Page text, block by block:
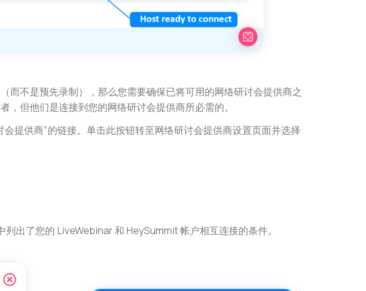
而不是预先录制），那么您需要确保已将可用的网络研讨会提供商之
但他们是连接到您的网络研讨会提供商所必需的。
提供商”的链接。单击此按钮转至网络研讨会提供商设置页面并选择
出了您的 LiveWebinar 和 HeySummit 帐户相互连接的条件。